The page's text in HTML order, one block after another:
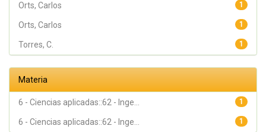
1
Orts, Carlos
1
Orts, Carlos
1
Torres, C.
Materia
1
6 - Ciencias aplicadas::62 - Inge...
1
6 - Ciencias aplicadas::62 - Inge...